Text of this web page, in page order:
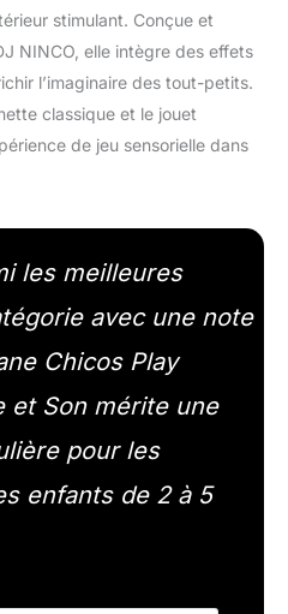
stimulant. Conçue et
NINCO, elle intègre des effets
l’imaginaire des tout-petits.
classique et le jouet
de jeu sensorielle dans
les meilleures
avec une note
Chicos Play
et Son mérite une
pour les
enfants de 2 à 5